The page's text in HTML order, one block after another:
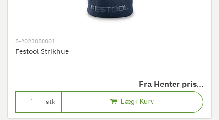
8-2023080001
Festool Strikhue
Fra Henter pris...
stk Læg i Kurv